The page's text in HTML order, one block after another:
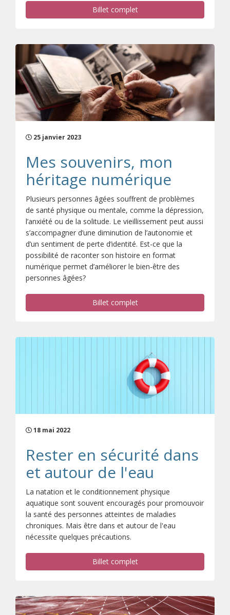
Billet complet
25 janvier 2023
Mes souvenirs, mon
héritage numérique
Plusieurs personnes âgées souffrent de problèmes
de santé physique ou mentale, comme la dépression,
l’anxiété ou de la solitude. Le vieillissement peut aussi
s’accompagner d’une diminution de l’autonomie et
d’un sentiment de perte d’identité. Est-ce que la
possibilité de raconter son histoire en format
numérique permet d’améliorer le bien-être des
personnes âgées?
Billet complet
18 mai 2022
Rester en sécurité dans
et autour de l'eau
La natation et le conditionnement physique
aquatique sont souvent encouragés pour promouvoir
la santé des personnes atteintes de maladies
chroniques. Mais être dans et autour de l'eau
nécessite quelques précautions.
Billet complet